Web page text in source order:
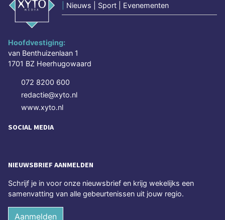
Nieuws | Sport | Evenementen
Hoofdvestiging:
van Benthuizenlaan 1
1701 BZ Heerhugowaard
072 8200 600
redactie@xyto.nl
www.xyto.nl
SOCIAL MEDIA
NIEUWSBRIEF AANMELDEN
Schrijf je in voor onze nieuwsbrief en krijg wekelijks een
samenvatting van alle gebeurtenissen uit jouw regio.
Aanmelden